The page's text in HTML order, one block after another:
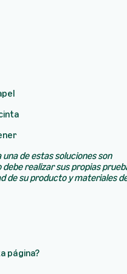
de estas soluciones son
realizar sus propias
de su producto y materiales
página?